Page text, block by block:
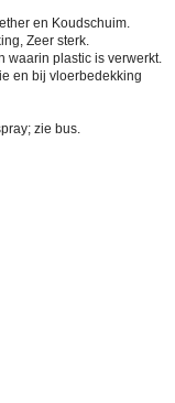
en Koudschuim.
Zeer sterk.
waarin plastic is verwerkt.
en bij vloerbedekking
zie bus.